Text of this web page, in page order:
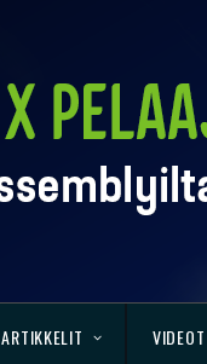
ARTIKKELIT VIDEOT